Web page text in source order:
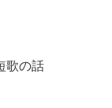
歌の話